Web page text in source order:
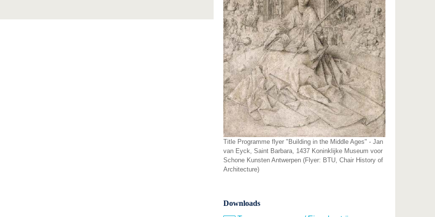
Title Programme flyer "Building in the Middle Ages" - Jan
van Eyck, Saint Barbara, 1437 Koninklijke Museum voor
Schone Kunsten Antwerpen (Flyer: BTU, Chair History of
Architecture)
Downloads